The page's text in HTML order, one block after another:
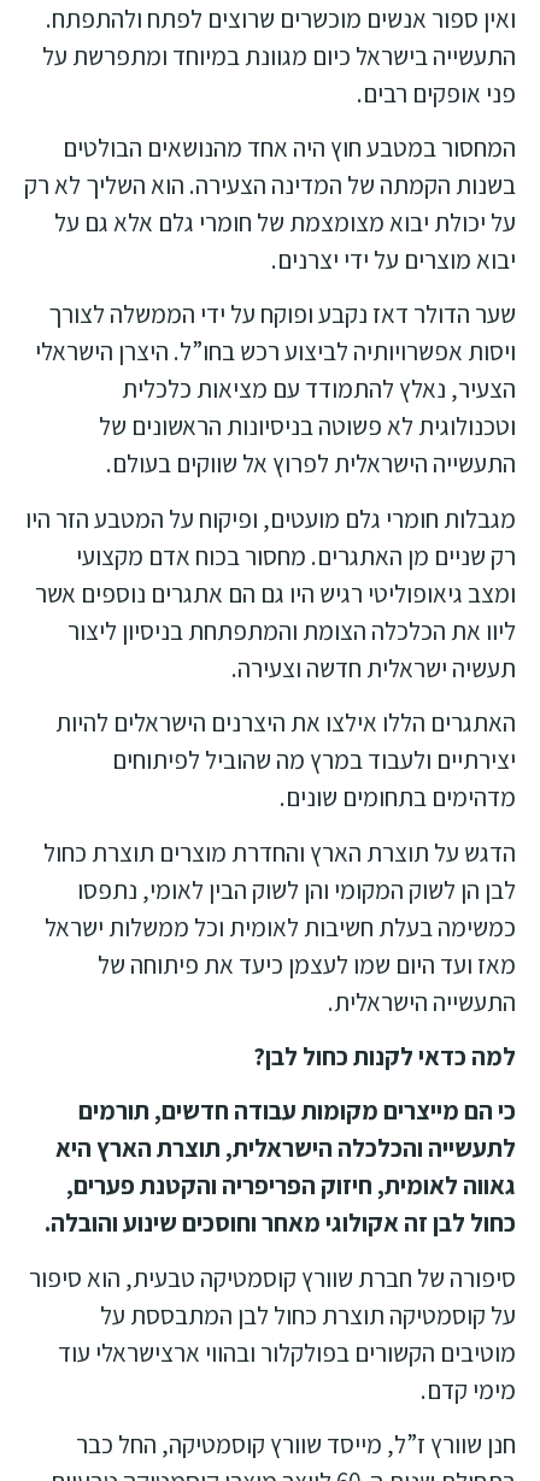
ואין ספור אנשים מוכשרים שרוצים לפתח ולהתפתח.
התעשייה בישראל כיום מגוונת במיוחד ומתפרשת על
פני אופקים רבים.
המחסור במטבע חוץ היה אחד מהנושאים הבולטים
בשנות הקמתה של המדינה הצעירה. הוא השליך לא רק
על יכולת יבוא מצומצמת של חומרי גלם אלא גם על
יבוא מוצרים על ידי יצרנים.
שער הדולר דאז נקבע ופוקח על ידי הממשלה לצורך
ויסות אפשרויותיה לביצוע רכש בחו”ל. היצרן הישראלי
הצעיר, נאלץ להתמודד עם מציאות כלכלית
וטכנולוגית לא פשוטה בניסיונות הראשונים של
התעשייה הישראלית לפרוץ אל שווקים בעולם.
מגבלות חומרי גלם מועטים, ופיקוח על המטבע הזר היו
רק שניים מן האתגרים. מחסור בכוח אדם מקצועי
ומצב גיאופוליטי רגיש היו גם הם אתגרים נוספים אשר
ליוו את הכלכלה הצומת והמתפתחת בניסיון ליצור
תעשיה ישראלית חדשה וצעירה.
האתגרים הללו אילצו את היצרנים הישראלים להיות
יצירתיים ולעבוד במרץ מה שהוביל לפיתוחים
מדהימים בתחומים שונים.
הדגש על תוצרת הארץ והחדרת מוצרים תוצרת כחול
לבן הן לשוק המקומי והן לשוק הבין לאומי, נתפסו
כמשימה בעלת חשיבות לאומית וכל ממשלות ישראל
מאז ועד היום שמו לעצמן כיעד את פיתוחה של
התעשייה הישראלית.
למה כדאי לקנות כחול לבן?
כי הם מייצרים מקומות עבודה חדשים, תורמים
לתעשייה והכלכלה הישראלית, תוצרת הארץ היא
גאווה לאומית, חיזוק הפריפריה והקטנת פערים,
כחול לבן זה אקולוגי מאחר וחוסכים שינוע והובלה.
סיפורה של חברת שוורץ קוסמטיקה טבעית, הוא סיפור
על קוסמטיקה תוצרת כחול לבן המתבססת על
מוטיבים הקשורים בפולקלור ובהווי ארצישראלי עוד
מימי קדם.
חנן שוורץ ז”ל, מייסד שוורץ קוסמטיקה, החל כבר